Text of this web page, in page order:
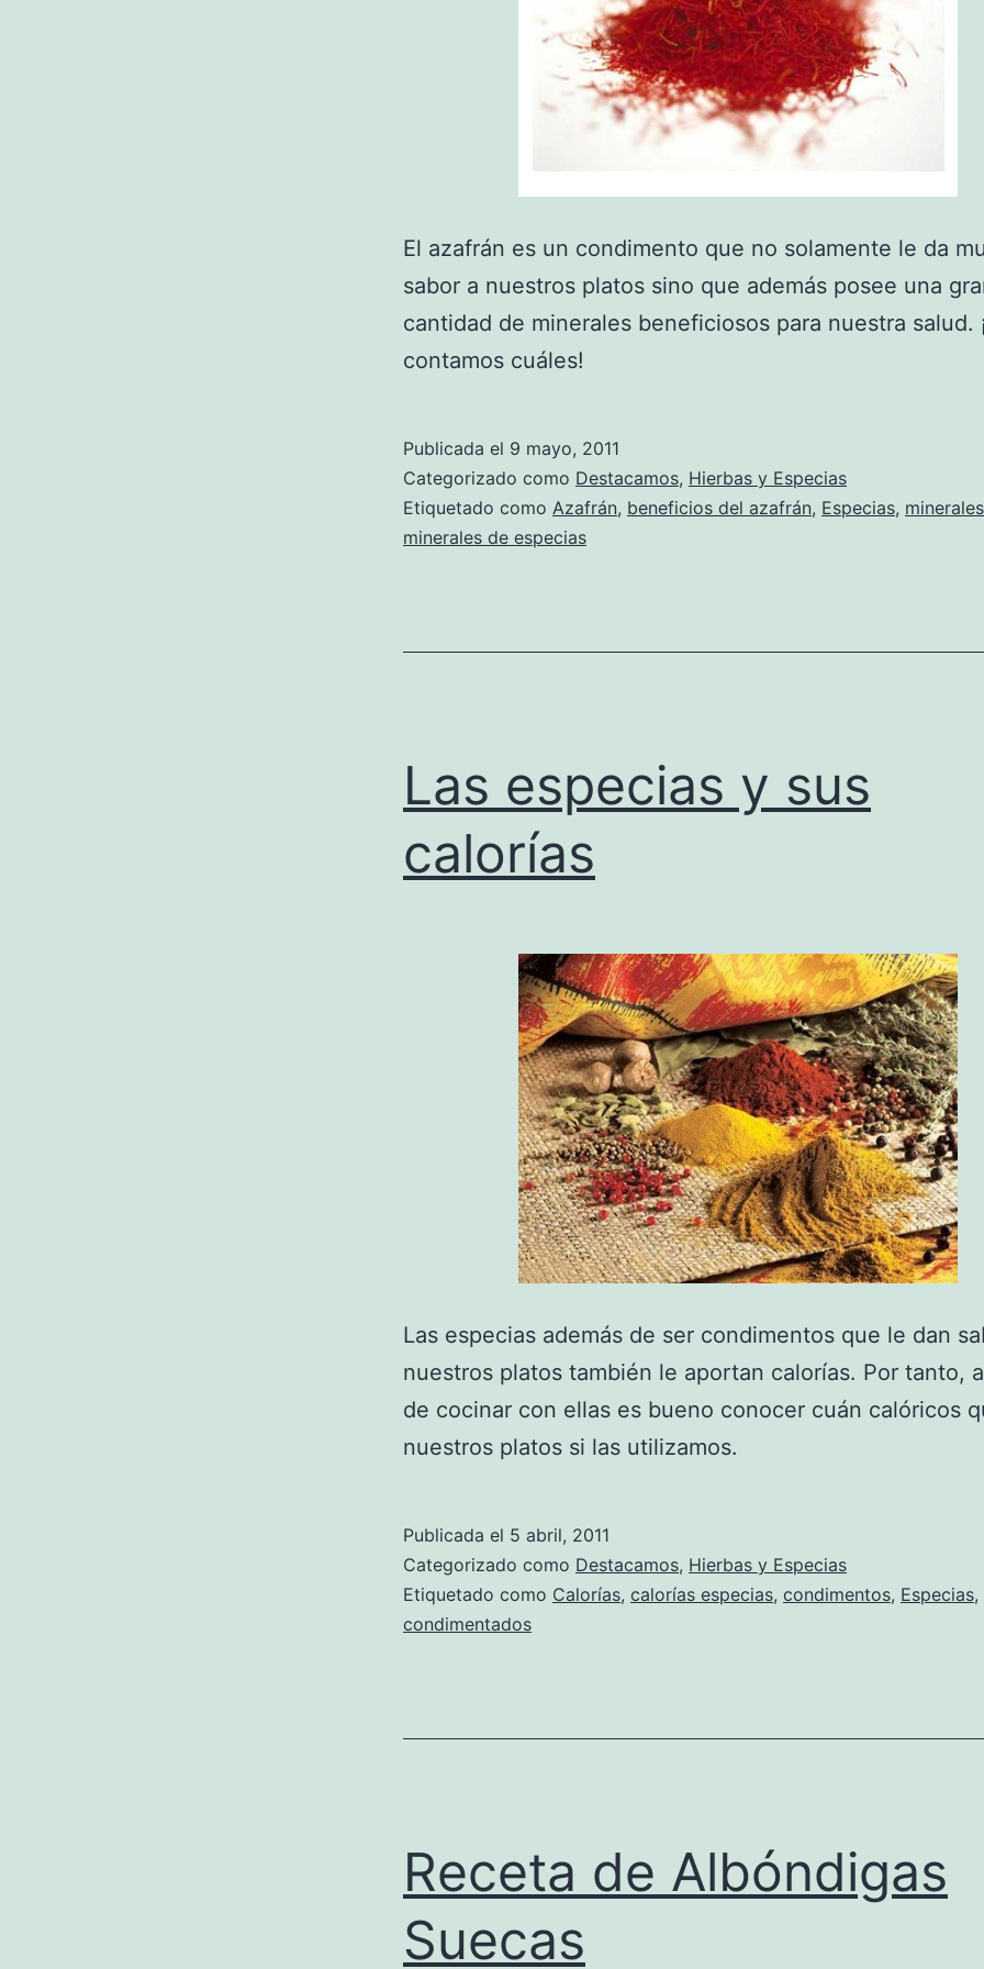
El azafrán es un condimento que no solamente le da
sabor a nuestros platos sino que además posee una
cantidad de minerales beneficiosos para nuestra salud.
contamos cuáles!
Publicada el 9 mayo, 2011
Categorizado como Destacamos, Hierbas y Especias
Etiquetado como Azafrán, beneficios del azafrán, Especias,
minerales de especias
Las especias y sus
calorías
Las especias además de ser condimentos que le dan
nuestros platos también le aportan calorías. Por tanto,
de cocinar con ellas es bueno conocer cuán calóricos
nuestros platos si las utilizamos.
Publicada el 5 abril, 2011
Categorizado como Destacamos, Hierbas y Especias
Etiquetado como Calorías, calorías especias, condimentos, Especias,
condimentados
Receta de Albóndigas
Suecas